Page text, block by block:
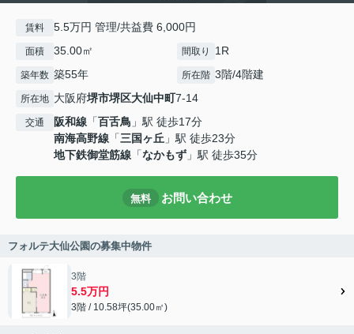
賃料 5.5万円 管理/共益費 6,000円
面積 35.00㎡ 間取り 1R
築年数 築55年 所在階 3階/4階建
所在地 大阪府堺市堺区大仙中町7-14
交通 阪和線 「百舌鳥 」駅 徒歩17分
南海高野線 「三国ヶ丘 」駅 徒歩23分
地下鉄御堂筋線 「なかもず 」駅 徒歩35分
無料 お問い合わせ
フォルテ大仙公園の募集中物件
3階
5.5万円
3階 / 10.58坪(35.00㎡)